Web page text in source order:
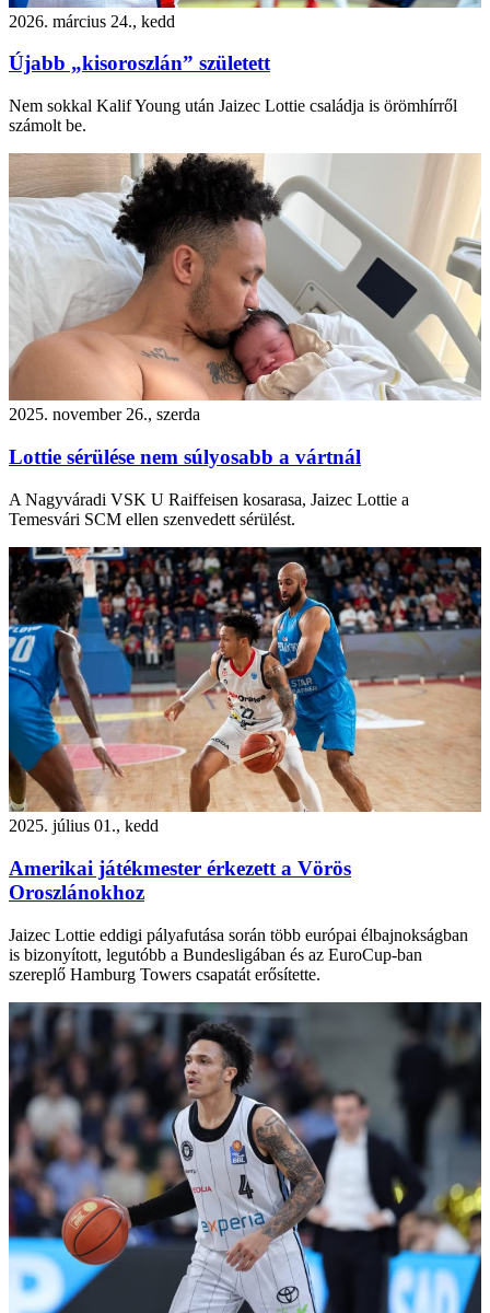
2026. március 24., kedd
Újabb „kisoroszlán” született
Nem sokkal Kalif Young után Jaizec Lottie családja is örömhírről
számolt be.
2025. november 26., szerda
Lottie sérülése nem súlyosabb a vártnál
A Nagyváradi VSK U Raiffeisen kosarasa, Jaizec Lottie a
Temesvári SCM ellen szenvedett sérülést.
2025. július 01., kedd
Amerikai játékmester érkezett a Vörös
Oroszlánokhoz
Jaizec Lottie eddigi pályafutása során több európai élbajnokságban
is bizonyított, legutóbb a Bundesligában és az EuroCup-ban
szereplő Hamburg Towers csapatát erősítette.